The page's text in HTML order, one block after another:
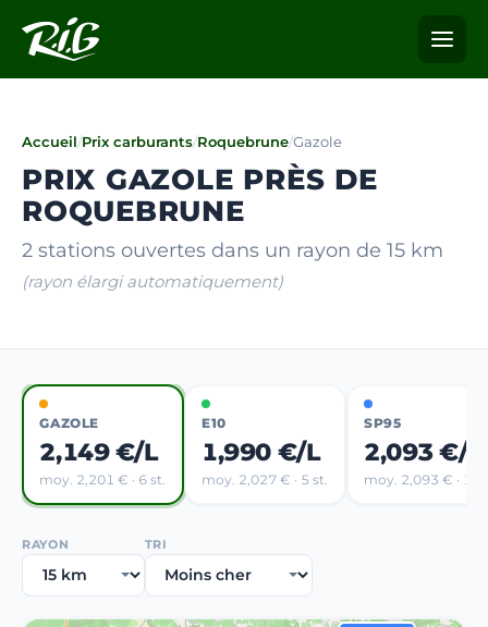
Accueil/Prix carburants/Roquebrune/Gazole
PRIX GAZOLE PRÈS DE
ROQUEBRUNE
2 stations ouvertes dans un rayon de 15 km
(rayon élargi automatiquement)
GAZOLE
2,149 €/L
moy. 2,201 € · 6 st.
E10
1,990 €/L
moy. 2,027 € · 5 st.
SP95
2,093 €/L
moy. 2,093 € · 1
RAYON TRI